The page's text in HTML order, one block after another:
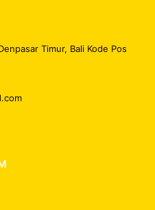
Timur, Bali Kode Pos